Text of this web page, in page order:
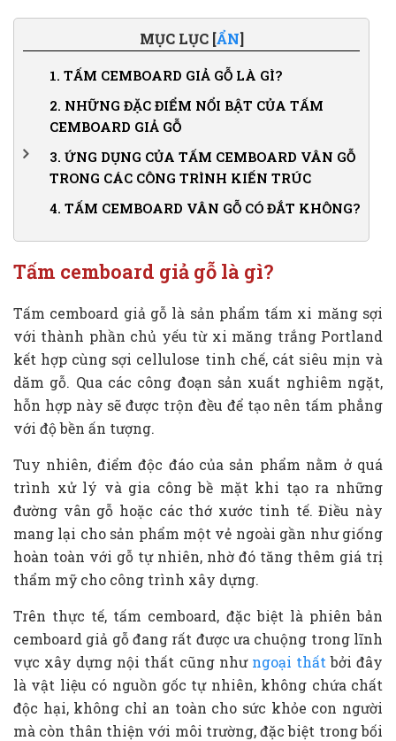
MỤC LỤC [ẨN]
1. TẤM CEMBOARD GIẢ GỖ LÀ GÌ?
2. NHỮNG ĐẶC ĐIỂM NỔI BẬT CỦA TẤM
CEMBOARD GIẢ GỖ
3. ỨNG DỤNG CỦA TẤM CEMBOARD VÂN GỖ
TRONG CÁC CÔNG TRÌNH KIẾN TRÚC
3.1.Tấm cemboard vân gỗ ốp tường
Tấm cemboard vân gỗ ốp cầu thang
3.5.Lam gỗ che nắng mưa ngoài trời
Tấm cemboard vân gỗ ốp len chân tường
4. TẤM CEMBOARD VÂN GỖ CÓ ĐẮT KHÔNG?
Tấm cemboard giả gỗ là gì?
Tấm cemboard giả gỗ là sản phẩm tấm xi măng sợi
với thành phần chủ yếu từ xi măng trắng Portland
kết hợp cùng sợi cellulose tinh chế, cát siêu mịn và
dăm gỗ. Qua các công đoạn sản xuất nghiêm ngặt,
hỗn hợp này sẽ được trộn đều để tạo nên tấm phẳng
với độ bền ấn tượng.
Tuy nhiên, điểm độc đáo của sản phẩm nằm ở quá
trình xử lý và gia công bề mặt khi tạo ra những
đường vân gỗ hoặc các thớ xước tinh tế. Điều này
mang lại cho sản phẩm một vẻ ngoài gần như giống
hoàn toàn với gỗ tự nhiên, nhờ đó tăng thêm giá trị
thẩm mỹ cho công trình xây dựng.
Trên thực tế, tấm cemboard, đặc biệt là phiên bản
cemboard giả gỗ đang rất được ưa chuộng trong lĩnh
vực xây dựng nội thất cũng như ngoại thất bởi đây
là vật liệu có nguồn gốc tự nhiên, không chứa chất
độc hại, không chỉ an toàn cho sức khỏe con người
mà còn thân thiện với môi trường, đặc biệt trong bối